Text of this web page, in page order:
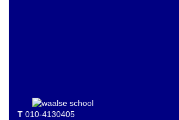
T 010-4130405